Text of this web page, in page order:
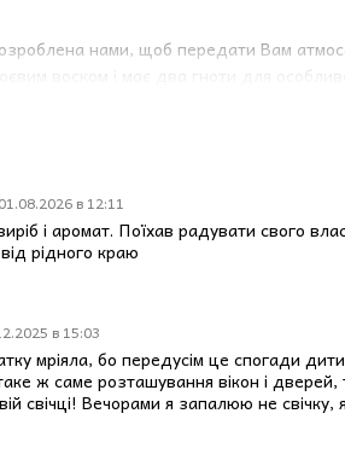
нами, щоб передати Вам
спогади:
кориці та домашнього тіста повертає
фіранки, а на столі парував
ягід, що варяться в глиняному
у кошик, а потім смакували
01.08.2026 в 12:11
і аромат. Поїхав радувати свого
рідного краю
в 15:03
мріяла, бо передусім це спогади
ж саме розташування вікон і
свічці! Вечорами я запалюю не